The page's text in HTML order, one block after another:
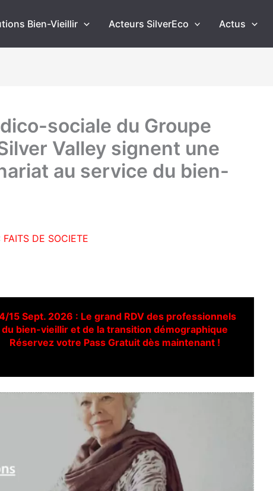
Bien-Vieillir Acteurs SilverEco Actus
sociale du Groupe
Valley signent une
au service du bien-
FAITS DE SOCIETE
15 Sept. 2026 : Le grand RDV des professionnels
du bien-vieillir et de la transition démographique
Réservez votre Pass Gratuit dès maintenant !